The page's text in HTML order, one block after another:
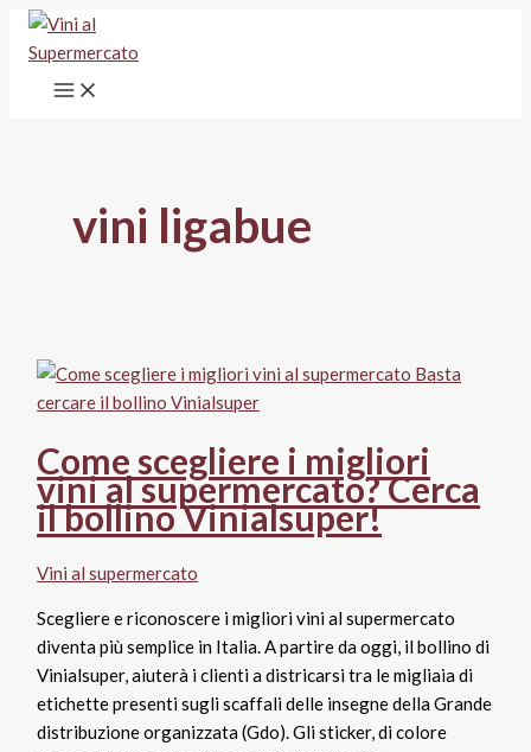
Vai
contenuto
vini ligabue
Come scegliere i migliori
vini al supermercato? Cerca
il bollino Vinialsuper!
Vini al supermercato
Scegliere e riconoscere i migliori vini al supermercato
diventa più semplice in Italia. A partire da oggi, il bollino di
Vinialsuper, aiuterà i clienti a districarsi tra le migliaia di
etichette presenti sugli scaffali delle insegne della Grande
distribuzione organizzata (Gdo). Gli sticker, di colore